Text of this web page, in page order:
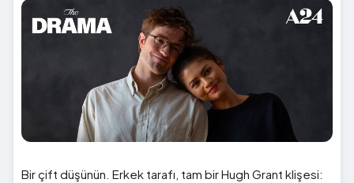
Bir çift düşünün. Erkek tarafı, tam bir Hugh Grant klişesi: